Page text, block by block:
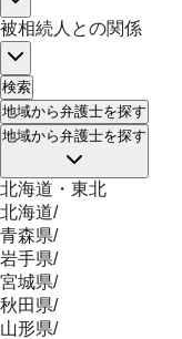
被相続人との関係
検索
地域から弁護士を探す
地域から弁護士を探す
北海道・東北
北海道/
青森県/
岩手県/
宮城県/
秋田県/
山形県/